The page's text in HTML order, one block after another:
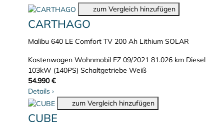
zum Vergleich hinzufügen
CARTHAGO
Malibu 640 LE Comfort TV 200 Ah Lithium SOLAR
Kastenwagen Wohnmobil EZ 09/2021 81.026 km Diesel
103kW (140PS) Schaltgetriebe Weiß
54.990 €
Details ›
zum Vergleich hinzufügen
CUBE